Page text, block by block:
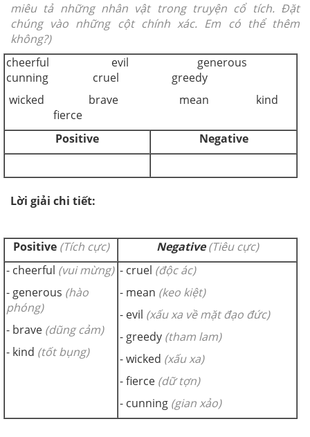
miêu tả những nhân vật trong truyện cổ tích. Đặt
chúng vào những cột chính xác. Em có thể thêm
không?)
cheerful evil generous
cunning cruel greedy
wicked brave mean kind
fierce
Positive
Negative
Lời giải chi tiết:
Positive (Tích cực) Negative (Tiêu cực)
- cheerful (vui mừng)
- generous (hào
phóng)
- brave (dũng cảm)
- kind (tốt bụng)
- cruel (độc ác)
- mean (keo kiệt)
- evil (xấu xa về mặt đạo đức)
- greedy (tham lam)
- wicked (xấu xa)
- fierce (dữ tợn)
- cunning (gian xảo)